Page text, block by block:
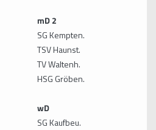
mD 2
SG Kempten.
TSV Haunst.
TV Waltenh.
HSG Gröben.
wD
SG Kaufbeu.